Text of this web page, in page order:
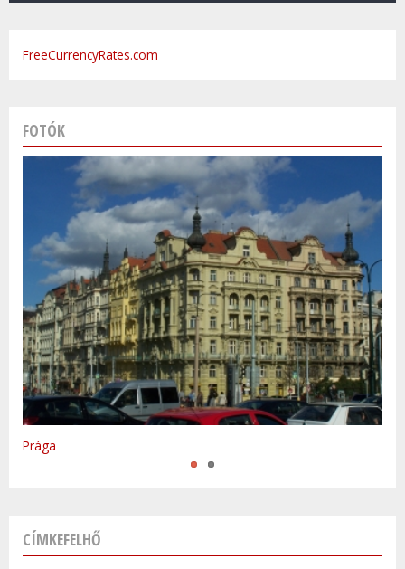
FreeCurrencyRates.com
FOTÓK
Prága
Varsó
CÍMKEFELHŐ